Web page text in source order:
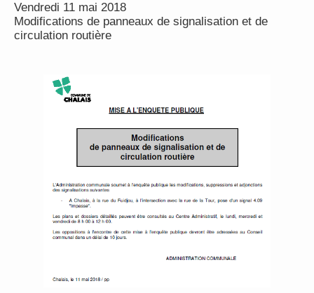
Vendredi 11 mai 2018
Modifications de panneaux de signalisation et de
circulation routière